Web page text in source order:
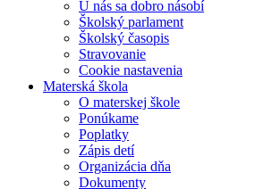
U nás sa dobro násobí
Školský parlament
Školský časopis
Stravovanie
Cookie nastavenia
Materská škola
O materskej škole
Ponúkame
Poplatky
Zápis detí
Organizácia dňa
Dokumenty